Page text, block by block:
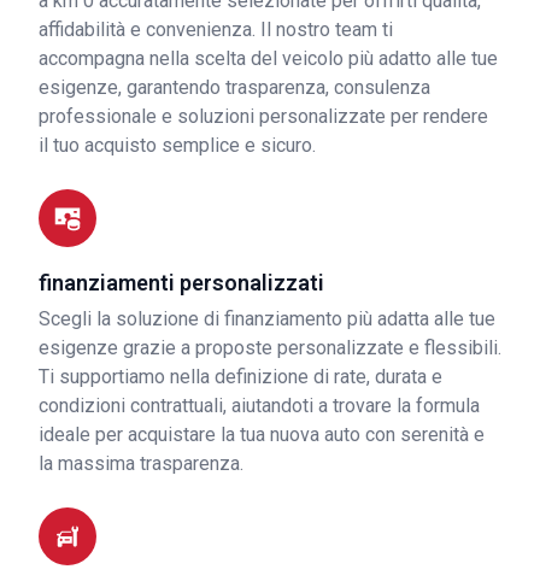
affidabilità e convenienza. Il nostro team ti
accompagna nella scelta del veicolo più adatto alle tue
esigenze, garantendo trasparenza, consulenza
professionale e soluzioni personalizzate per rendere
il tuo acquisto semplice e sicuro.
finanziamenti personalizzati
Scegli la soluzione di finanziamento più adatta alle tue
esigenze grazie a proposte personalizzate e flessibili.
Ti supportiamo nella definizione di rate, durata e
condizioni contrattuali, aiutandoti a trovare la formula
ideale per acquistare la tua nuova auto con serenità e
la massima trasparenza.